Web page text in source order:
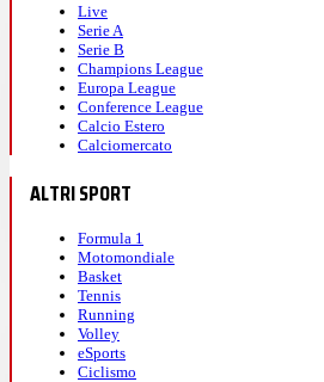
Live
Serie A
Serie B
Champions League
Europa League
Conference League
Calcio Estero
Calciomercato
ALTRI SPORT
Formula 1
Motomondiale
Basket
Tennis
Running
Volley
eSports
Ciclismo